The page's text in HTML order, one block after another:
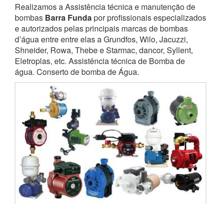
Realizamos a Assistência técnica e manutenção de
bombas Barra Fundapor profissionais especializados
e autorizados pelas principais marcas de bombas
d’água entre entre elas a Grundfos, Wilo, Jacuzzi,
Shneider, Rowa, Thebe e Starmac, dancor, Syllent,
Eletroplas, etc. Assistência técnica de Bomba de
água. Conserto de bomba de Água.